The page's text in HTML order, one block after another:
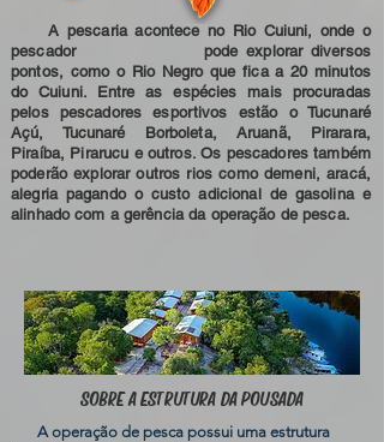
A pescaria acontece no Rio Cuiuni, onde o
pescador pode explorar diversos
pontos, como o Rio Negro que fica a 20 minutos
do Cuiuni. Entre as espécies mais procuradas
pelos pescadores esportivos estão o Tucunaré
Açú, Tucunaré Borboleta, Aruanã, Pirarara,
Piraíba, Pirarucu e outros. Os pescadores também
poderão explorar outros rios como demeni, aracá,
alegria pagando o custo adicional de gasolina e
alinhado com a gerência da operação de pesca.
SOBRE A ESTRUTURA DA POUSADA
A operação de pesca possui uma estrutura